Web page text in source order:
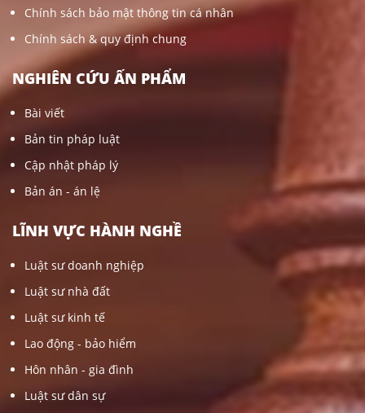
Chính sách bảo mật thông tin cá nhân
Chính sách & quy định chung
NGHIÊN CỨU ẤN PHẨM
Bài viết
Bản tin pháp luật
Cập nhật pháp lý
Bản án - án lệ
LĨNH VỰC HÀNH NGHỀ
Luật sư doanh nghiệp
Luật sư nhà đất
Luật sư kinh tế
Lao động - bảo hiểm
Hôn nhân - gia đình
Luật sư dân sự